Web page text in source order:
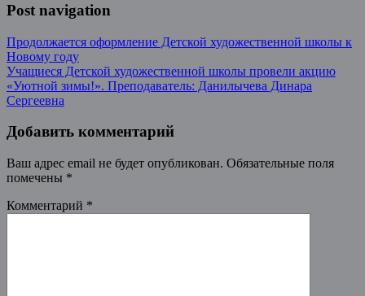
Post navigation
Продолжается оформление Детской художественной школы к
Новому году
Учащиеся Детской художественной школы провели акцию
«Уютной зимы!». Преподаватель: Данилычева Динара
Сергеевна
Добавить комментарий
Ваш адрес email не будет опубликован. Обязательные поля
помечены *
Комментарий *